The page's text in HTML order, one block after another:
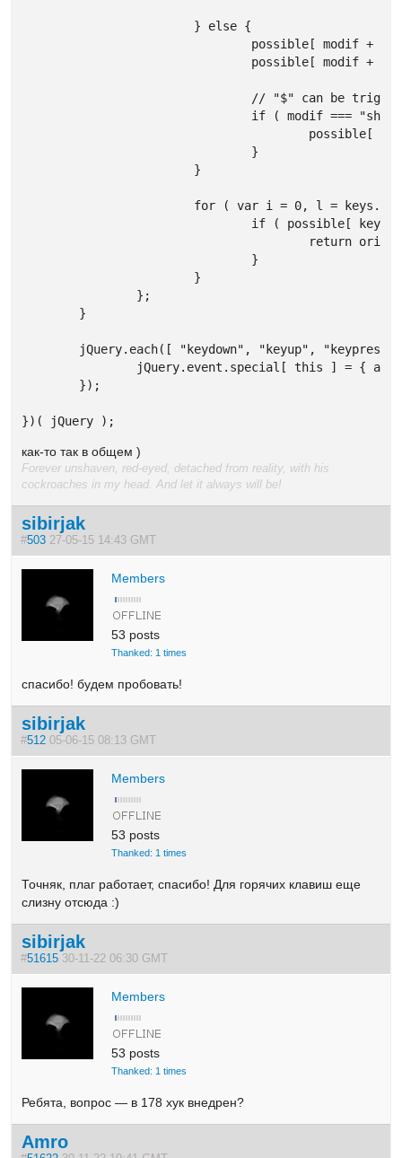
})( jQuery );
как-то так в общем )
Forever unshaven, red-eyed, detached from reality, with his
cockroaches in my head. And let it always will be!
sibirjak
#503 27-05-15 14:43 GMT
Members
53 posts
Thanked: 1 times
спасибо! будем пробовать!
sibirjak
#512 05-06-15 08:13 GMT
Members
53 posts
Thanked: 1 times
Точняк, плаг работает, спасибо! Для горячих клавиш еще
слизну отсюда :)
sibirjak
#51615 30-11-22 06:30 GMT
Members
53 posts
Thanked: 1 times
Ребята, вопрос — в 178 хук внедрен?
Amro